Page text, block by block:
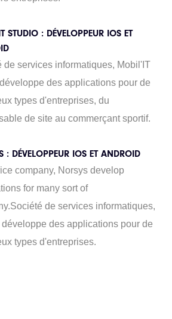
STUDIO : DÉVELOPPEUR IOS ET
de services informatiques, Mobil'IT
des applications pour de
types d'entreprises, du
de site au commerçant sportif.
: DÉVELOPPEUR IOS ET ANDROID
company, Norsys develop
for many sort of
de services informatiques,
développe des applications pour de
types d'entreprises.